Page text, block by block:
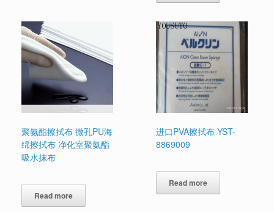
聚氨酯擦拭布 微孔PU海
绵擦拭布 净化室聚氨酯
吸水抹布
Read more
进口PVA擦拭布 YST-
8869009
Read more